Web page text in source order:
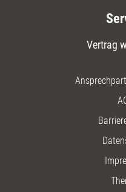
Vertrag